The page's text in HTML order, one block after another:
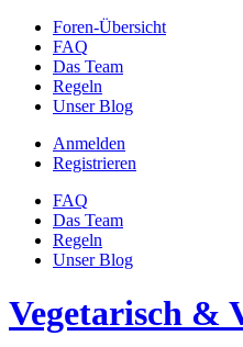
Foren-Übersicht
FAQ
Das Team
Regeln
Unser Blog
Anmelden
Registrieren
FAQ
Das Team
Regeln
Unser Blog
Vegetarisch &